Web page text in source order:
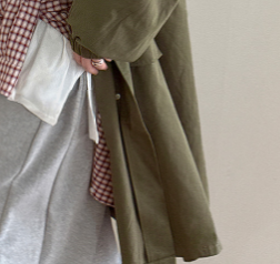
ALL
익스클루시브
아우터
티셔츠